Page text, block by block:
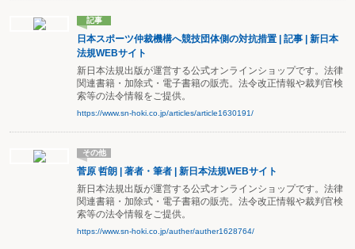
記事
日本スポーツ仲裁機構へ競技団体側の対抗措置 | 記事 | 新日本
法規WEBサイト
新日本法規出版が運営する公式オンラインショップです。法律
関連書籍・加除式・電子書籍の販売。法令改正情報や裁判官検
索等の法令情報をご提供。
https://www.sn-hoki.co.jp/articles/article1630191/
その他
菅原 哲朗 | 著者・筆者 | 新日本法規WEBサイト
新日本法規出版が運営する公式オンラインショップです。法律
関連書籍・加除式・電子書籍の販売。法令改正情報や裁判官検
索等の法令情報をご提供。
https://www.sn-hoki.co.jp/auther/auther1628764/